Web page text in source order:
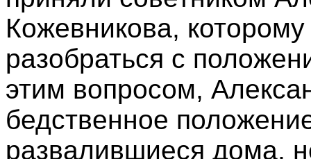
Кожевникова,
разобраться с
этим вопросом,
бедственное
развалившиеся дома,